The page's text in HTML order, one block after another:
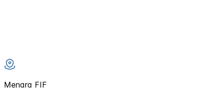
Menara FIF